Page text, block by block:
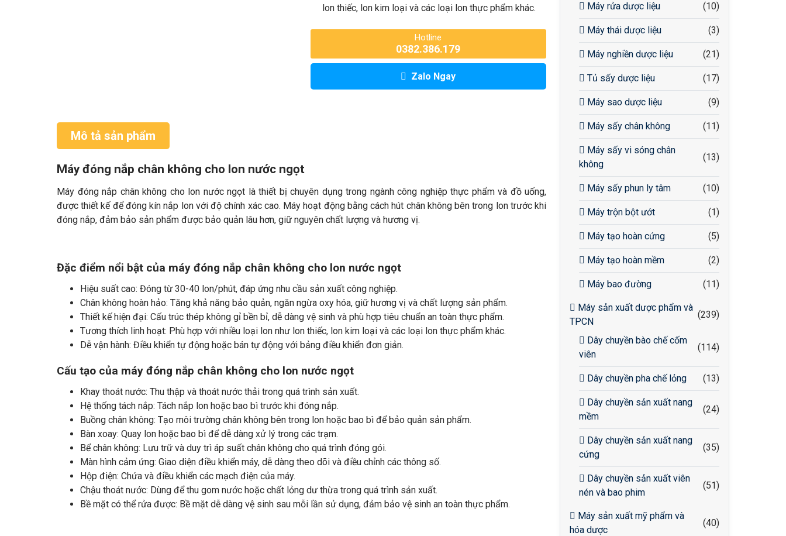
lon thiếc, lon kim loại và các loại lon thực phẩm khác.
Hotline
0382.386.179
Zalo Ngay
Mô tả sản phẩm
Máy đóng nắp chân không cho lon nước ngọt
Máy đóng nắp chân không cho lon nước ngọt là thiết bị chuyên dụng trong ngành công nghiệp thực phẩm và đồ uống,
được thiết kế để đóng kín nắp lon với độ chính xác cao. Máy hoạt động bằng cách hút chân không bên trong lon trước khi
đóng nắp, đảm bảo sản phẩm được bảo quản lâu hơn, giữ nguyên chất lượng và hương vị.
Đặc điểm nổi bật của máy đóng nắp chân không cho lon nước ngọt
Hiệu suất cao: Đóng từ 30-40 lon/phút, đáp ứng nhu cầu sản xuất công nghiệp.
Chân không hoàn hảo: Tăng khả năng bảo quản, ngăn ngừa oxy hóa, giữ hương vị và chất lượng sản phẩm.
Thiết kế hiện đại: Cấu trúc thép không gỉ bền bỉ, dễ dàng vệ sinh và phù hợp tiêu chuẩn an toàn thực phẩm.
Tương thích linh hoạt: Phù hợp với nhiều loại lon như lon thiếc, lon kim loại và các loại lon thực phẩm khác.
Dễ vận hành: Điều khiển tự động hoặc bán tự động với bảng điều khiển đơn giản.
Cấu tạo của máy đóng nắp chân không cho lon nước ngọt
Khay thoát nước: Thu thập và thoát nước thải trong quá trình sản xuất.
Hệ thống tách nắp: Tách nắp lon hoặc bao bì trước khi đóng nắp.
Buồng chân không: Tạo môi trường chân không bên trong lon hoặc bao bì để bảo quản sản phẩm.
Bàn xoay: Quay lon hoặc bao bì để dễ dàng xử lý trong các trạm.
Bể chân không: Lưu trữ và duy trì áp suất chân không cho quá trình đóng gói.
Màn hình cảm ứng: Giao diện điều khiển máy, dễ dàng theo dõi và điều chỉnh các thông số.
Hộp điện: Chứa và điều khiển các mạch điện của máy.
Chậu thoát nước: Dùng để thu gom nước hoặc chất lỏng dư thừa trong quá trình sản xuất.
Bề mặt có thể rửa được: Bề mặt dễ dàng vệ sinh sau mỗi lần sử dụng, đảm bảo vệ sinh an toàn thực phẩm.
Máy rửa dược liệu (10)
Máy thái dược liệu (3)
Máy nghiền dược liệu (21)
Tủ sấy dược liệu (17)
Máy sao dược liệu (9)
Máy sấy chân không (11)
Máy sấy vi sóng chân
không
(13)
Máy sấy phun ly tâm (10)
Máy trộn bột ướt (1)
Máy tạo hoàn cứng (5)
Máy tạo hoàn mềm (2)
Máy bao đường (11)
Máy sản xuất dược phẩm và
TPCN
(239)
Dây chuyền bào chế cốm
viên
(114)
Dây chuyền pha chế lỏng (13)
Dây chuyền sản xuất nang
mềm
(24)
Dây chuyền sản xuất nang
cứng
(35)
Dây chuyền sản xuất viên
nén và bao phim
(51)
Máy sản xuất mỹ phẩm và
hóa dược
(40)